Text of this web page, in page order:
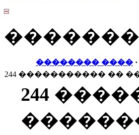
�������� ���� ·
244 ����������� ��
244